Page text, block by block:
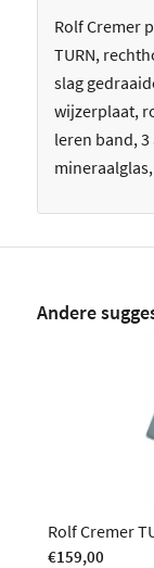
Rolf Cremer
TURN,
slag
wijzerplaat,
leren band,
mineraalglas,
Andere
Rolf Cremer
€159,00